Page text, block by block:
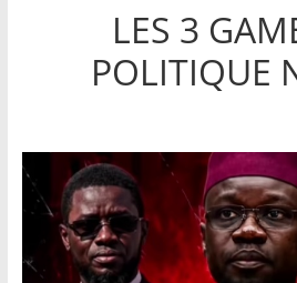
LES 3
POLITIQUE